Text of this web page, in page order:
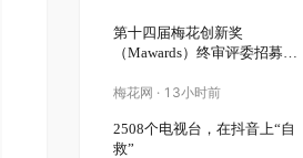
第十四届梅花创新奖
（Mawards）终审评委招募正
梅花网 · 13小时前
2508个电视台，在抖音上“自
救”